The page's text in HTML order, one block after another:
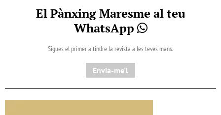
El Pànxing Maresme al teu
WhatsApp
Sigues el primer a tindre la revista a les teves mans.
Envia-me'l